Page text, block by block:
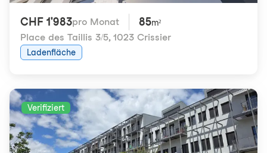
CHF 1'983pro Monat 85m²
Place des Taillis 3/5, 1023 Crissier
Ladenfläche
Verifiziert